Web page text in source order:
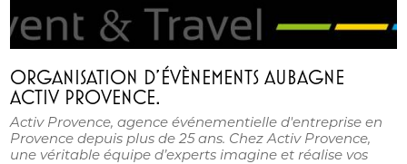
ORGANISATION D'ÉVÈNEMENTS AUBAGNE
ACTIV PROVENCE.
Activ Provence, agence événementielle d'entreprise en
Provence depuis plus de 25 ans. Chez Activ Provence,
une véritable équipe d’experts imagine et réalise vos